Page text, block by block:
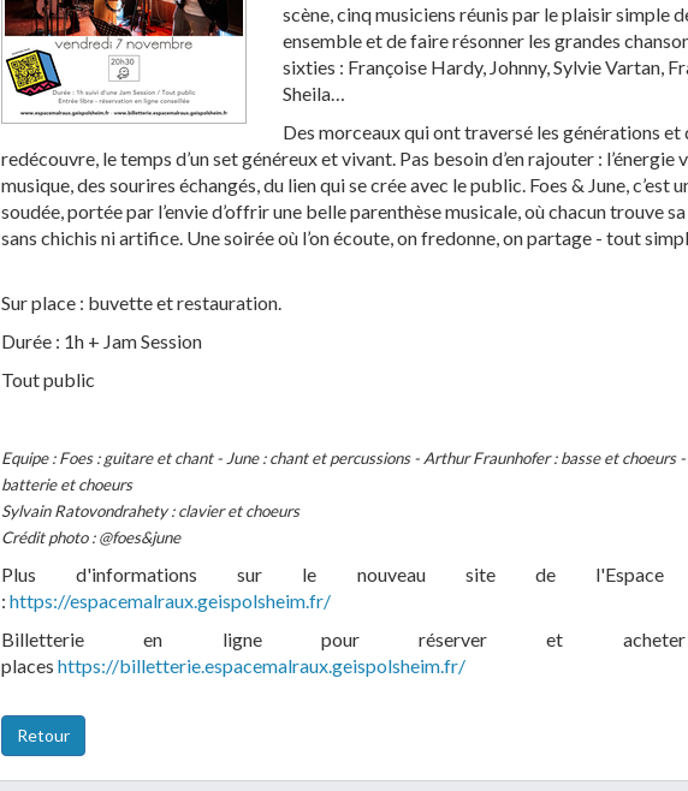
scène, cinq musiciens réunis par le plaisir simple
ensemble et de faire résonner les grandes
sixties : Françoise Hardy, Johnny, Sylvie Vartan,
Sheila…
Des morceaux qui ont traversé les générations et
redécouvre, le temps d’un set généreux et vivant. Pas besoin d’en rajouter : l’énergie
musique, des sourires échangés, du lien qui se crée avec le public. Foes & June, c’est
soudée, portée par l’envie d’offrir une belle parenthèse musicale, où chacun trouve
sans chichis ni artifice. Une soirée où l’on écoute, on fredonne, on partage - tout
Sur place : buvette et restauration.
Durée : 1h + Jam Session
Tout public
Equipe : Foes : guitare et chant - June : chant et percussions - Arthur Fraunhofer : basse et choeurs
batterie et choeurs
Sylvain Ratovondrahety : clavier et choeurs
Crédit photo : @foes&june
Plus d'informations sur le nouveau site de l'Espace
: https://espacemalraux.geispolsheim.fr/
Billetterie en ligne pour réserver et
places https://billetterie.espacemalraux.geispolsheim.fr/
Retour